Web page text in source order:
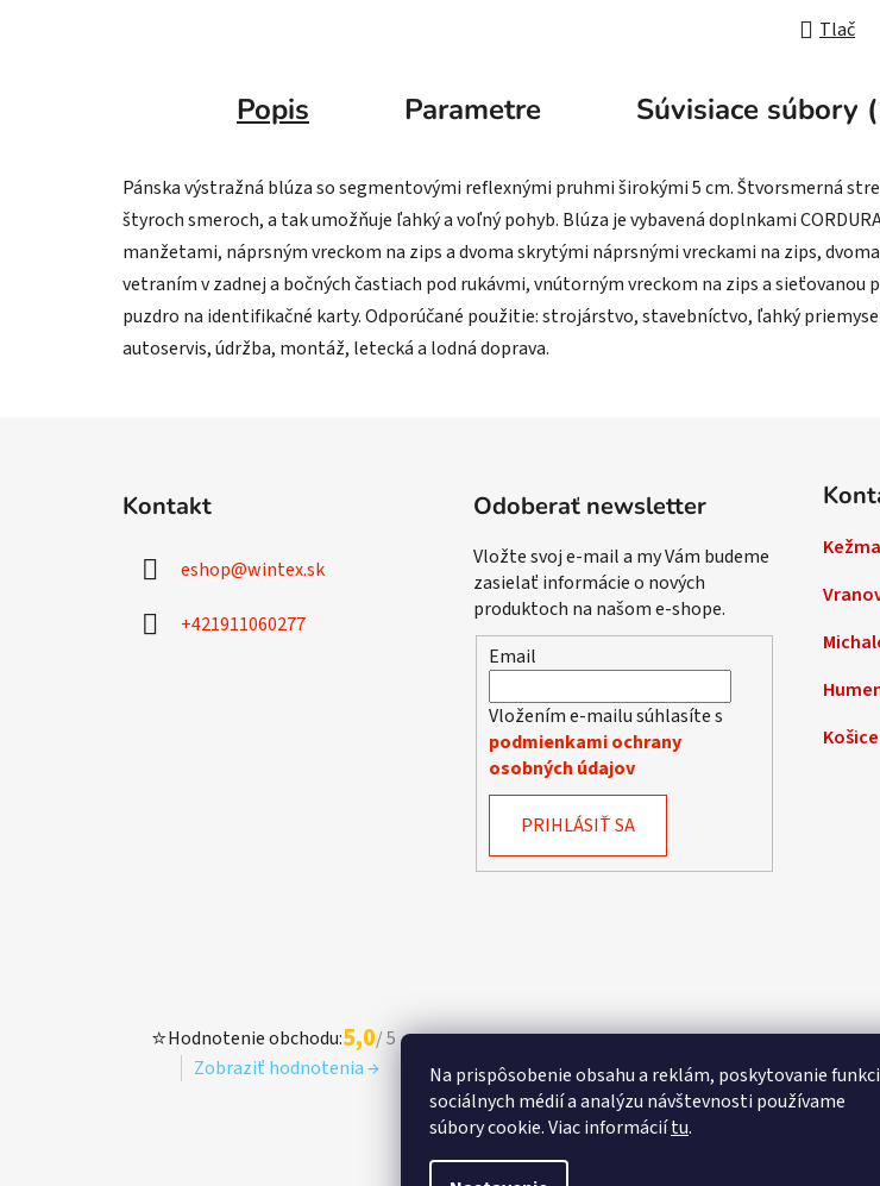
Na prispôsobenie obsahu a reklám, poskytovanie
sociálnych médií a analýzu návštevnosti používame
súbory cookie. Viac informáciítu.
Tlač
Popis Parametre Súvisiace súbory
Pánska výstražná blúza so segmentovými reflexnými pruhmi širokými 5 cm. Štvorsmerná
štyroch smeroch, a tak umožňuje ľahký a voľný pohyb. Blúza je vybavená doplnkami
manžetami, náprsným vreckom na zips a dvoma skrytými náprsnými vreckami na zips,
vetraním v zadnej a bočných častiach pod rukávmi, vnútorným vreckom na zips a
puzdro na identifikačné karty. Odporúčané použitie: strojárstvo, stavebníctvo, ľahký
autoservis, údržba, montáž, letecká a lodná doprava.
Kontakt
eshop@wintex.sk
+421911060277
Odoberať newsletter
Vložte svoj e-mail a my Vám budeme
zasielať informácie o nových
produktoch na našom e-shope.
Email
Vložením e-mailu súhlasíte s
podmienkami ochrany
osobných údajov
PRIHLÁSIŤ SA
Košice
⭐Hodnotenie obchodu:5,0/ 5
Zobraziť hodnotenia →